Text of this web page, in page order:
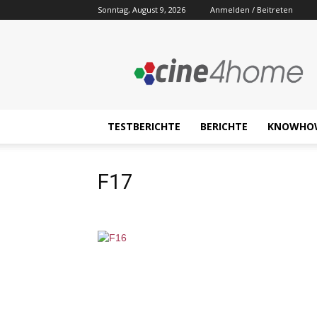
Sonntag, August 9, 2026 Anmelden / Beitreten
TESTBERICHTE BERICHTE
F17